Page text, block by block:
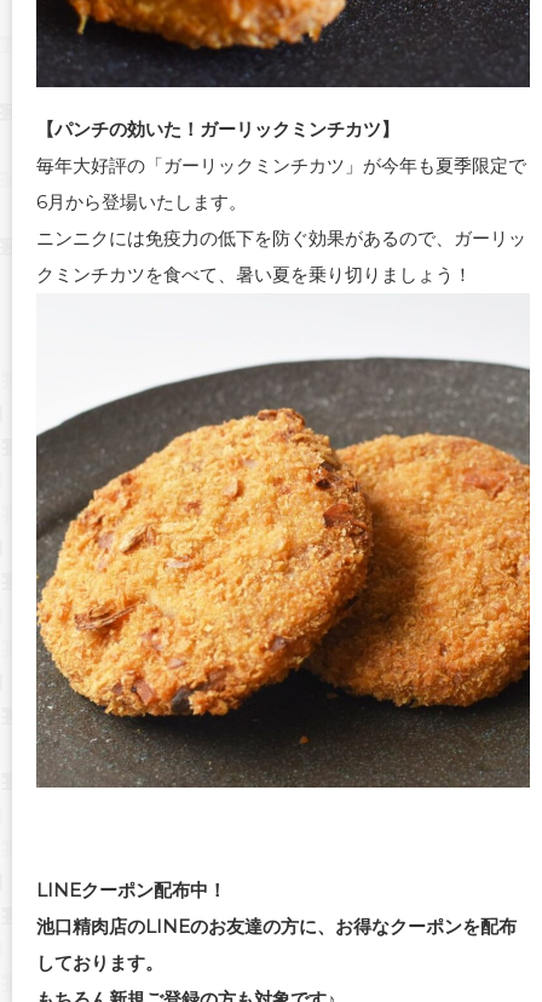
【パンチの効いた！ガーリックミンチカツ】
毎年大好評の「ガーリックミンチカツ」が今年も夏季限定で
6月から登場いたします。
ニンニクには免疫力の低下を防ぐ効果があるので、ガーリッ
クミンチカツを食べて、暑い夏を乗り切りましょう！
LINEクーポン配布中！
池口精肉店のLINEのお友達の方に、お得なクーポンを配布
しております。